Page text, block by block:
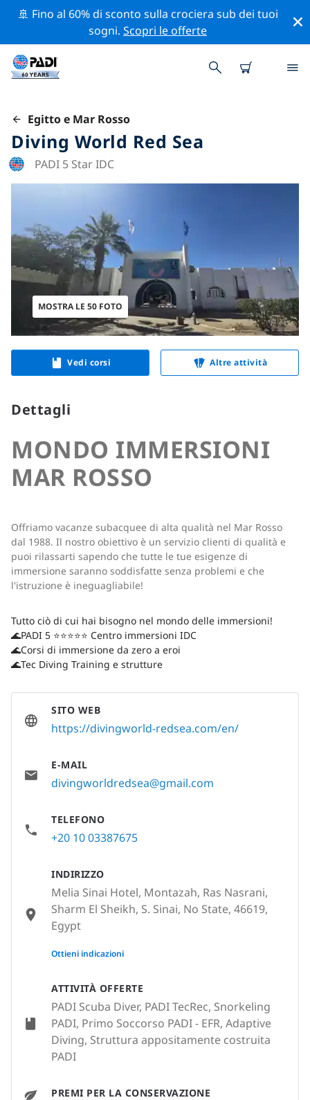
🚢 Fino al 60% di sconto sulla crociera sub dei tuoi
sogni.Scopri le offerte
Egitto e Mar Rosso
Diving World Red Sea
PADI 5 Star IDC
MOSTRA LE 50 FOTO
Vedi corsi Altre attività
Dettagli
MONDO IMMERSIONI
MAR ROSSO
Offriamo vacanze subacquee di alta qualità nel Mar Rosso
dal 1988. Il nostro obiettivo è un servizio clienti di qualità e
puoi rilassarti sapendo che tutte le tue esigenze di
immersione saranno soddisfatte senza problemi e che
l'istruzione è ineguagliabile!
Tutto ciò di cui hai bisogno nel mondo delle immersioni!
🌊PADI 5 ⭐️⭐️⭐️⭐️⭐️ Centro immersioni IDC
🌊Corsi di immersione da zero a eroi
🌊Tec Diving Training e strutture
ATTIVITÀ OFFERTE
PADI Scuba Diver, PADI TecRec, Snorkeling
PADI, Primo Soccorso PADI - EFR, Adaptive
Diving, Struttura appositamente costruita
PADI
PREMI PER LA CONSERVAZIONE
SITO WEB
https://divingworld-redsea.com/en/
E-MAIL
divingworldredsea@gmail.com
TELEFONO
+20 10 03387675
INDIRIZZO
Melia Sinai Hotel, Montazah, Ras Nasrani,
Sharm El Sheikh, S. Sinai, No State, 46619,
Egypt
None
Ottieni indicazioni